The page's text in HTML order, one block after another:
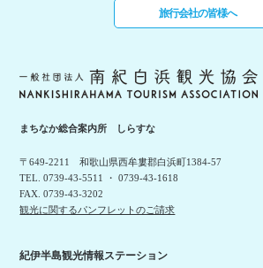
旅行会社の皆様へ
まちなか総合案内所 しらすな
〒649-2211 和歌山県西牟婁郡白浜町1384-57
TEL. 0739-43-5511 ・ 0739-43-1618
FAX. 0739-43-3202
観光に関するパンフレットのご請求
紀伊半島観光情報ステーション